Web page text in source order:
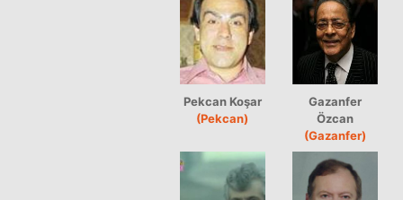
Pekcan Koşar
(Pekcan)
Gazanfer
Özcan
(Gazanfer)